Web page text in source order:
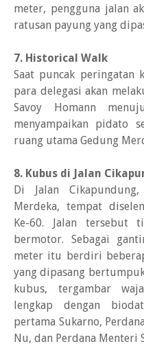
meter, pengguna jalan
ratusan payung yang
7. Historical Walk
Saat puncak peringatan
para delegasi akan
Savoy Homann
menyampaikan pidato
ruang utama Gedung
8. Kubus di Jalan
Di Jalan
Merdeka, tempat
Ke-60. Jalan tersebut
bermotor. Sebagai
meter itu berdiri
yang dipasang
kubus, tergambar
lengkap dengan
pertama Sukarno,
Nu, dan Perdana Menteri